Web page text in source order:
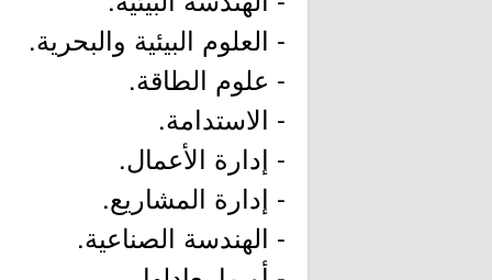
- العلوم البيئية والبحرية.
- علوم الطاقة.
- الاستدامة.
- إدارة الأعمال.
- إدارة المشاريع.
- الهندسة الصناعية.